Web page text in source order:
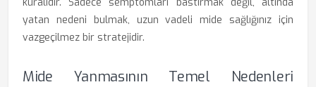
yatan nedeni bulmak, uzun vadeli mide sağlığınız için
vazgeçilmez bir stratejidir.
Mide Yanmasının Temel Nedenleri